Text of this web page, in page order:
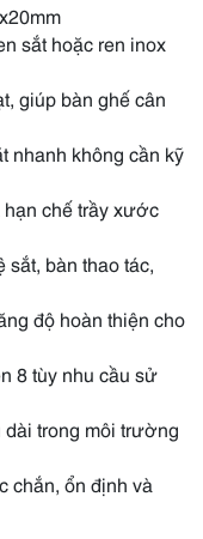
sắt hoặc ren inox
giúp bàn ghế cân
nhanh không cần kỹ
chế trầy xước
sắt, bàn thao tác,
độ hoàn thiện cho
8 tùy nhu cầu sử
trong môi trường
chắn, ổn định và